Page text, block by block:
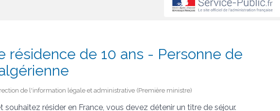
résidence de 10 ans - Personne de
de l'information légale et administrative (Première ministre)
souhaitez résider en France, vous devez détenir un titre de séjour.